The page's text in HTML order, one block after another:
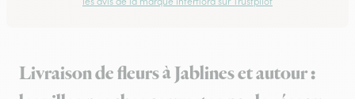
Livraison de fleurs à Jablines et autour :